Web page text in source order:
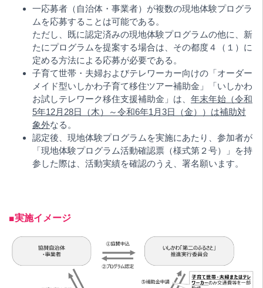
一応募者（自治体・事業者）が複数の現地体験プログラ
ムを応募することは可能である。
ただし、既に認定済みの現地体験プログラムの他に、新
たにプログラムを提案する場合は、その都度４（１）に
定める方法による応募が必要である。
子育て世帯・夫婦およびテレワーカー向けの「オーダー
メイド型いしかわ子育て移住ツアー補助金」「いしかわ
お試しテレワーク移住支援補助金」は、 年末年始（令和
5年12月28日（木）～令和6年1月3日（金））は補助対
象外なる。
認定後、現地体験プログラムを実施にあたり、参加者が
「現地体験プログラム活動確認票（様式第２号）」を持
参した際は、活動実績を確認のうえ、署名願います。
■実施イメージ